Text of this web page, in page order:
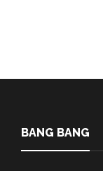
BANG BANG